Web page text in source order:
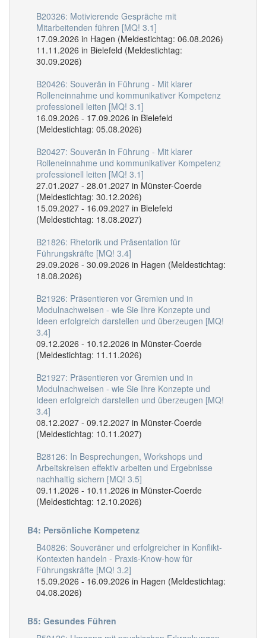
B20326: Motivierende Gespräche mit
Mitarbeitenden führen [MQ! 3.1]
17.09.2026 in Hagen (Meldestichtag: 06.08.2026)
11.11.2026 in Bielefeld (Meldestichtag:
30.09.2026)
B20426: Souverän in Führung - Mit klarer
Rolleneinnahme und kommunikativer Kompetenz
professionell leiten [MQ! 3.1]
16.09.2026 - 17.09.2026 in Bielefeld
(Meldestichtag: 05.08.2026)
B20427: Souverän in Führung - Mit klarer
Rolleneinnahme und kommunikativer Kompetenz
professionell leiten [MQ! 3.1]
27.01.2027 - 28.01.2027 in Münster-Coerde
(Meldestichtag: 30.12.2026)
15.09.2027 - 16.09.2027 in Bielefeld
(Meldestichtag: 18.08.2027)
B21826: Rhetorik und Präsentation für
Führungskräfte [MQ! 3.4]
29.09.2026 - 30.09.2026 in Hagen (Meldestichtag:
18.08.2026)
B21926: Präsentieren vor Gremien und in
Modulnachweisen - wie Sie Ihre Konzepte und
Ideen erfolgreich darstellen und überzeugen [MQ!
3.4]
09.12.2026 - 10.12.2026 in Münster-Coerde
(Meldestichtag: 11.11.2026)
B21927: Präsentieren vor Gremien und in
Modulnachweisen - wie Sie Ihre Konzepte und
Ideen erfolgreich darstellen und überzeugen [MQ!
3.4]
08.12.2027 - 09.12.2027 in Münster-Coerde
(Meldestichtag: 10.11.2027)
B28126: In Besprechungen, Workshops und
Arbeitskreisen effektiv arbeiten und Ergebnisse
nachhaltig sichern [MQ! 3.5]
09.11.2026 - 10.11.2026 in Münster-Coerde
(Meldestichtag: 12.10.2026)
B4: Persönliche Kompetenz
B40826: Souveräner und erfolgreicher in Konflikt-
Kontexten handeln - Praxis-Know-how für
Führungskräfte [MQ! 3.2]
15.09.2026 - 16.09.2026 in Hagen (Meldestichtag:
04.08.2026)
B5: Gesundes Führen